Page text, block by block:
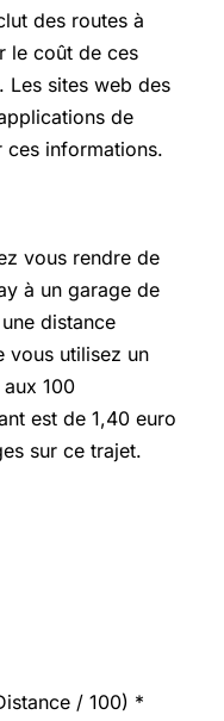
des routes à
le coût de ces
Les sites web des
de
ces informations.
vous rendre de
à un garage de
distance
vous utilisez un
100
est de 1,40 euro
sur ce trajet.
/ 100) *